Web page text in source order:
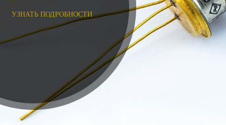
УЗНАТЬ ПОДРОБНОСТИ